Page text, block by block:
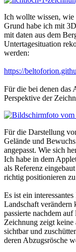
Ich wollte wissen, wie
Grund habe ich mit
mit daten aus dem
Untertagesituation
werden:
https://
Für die bei denen das
Perspektive der
Für die Darstellung
Gelände und
angepasst. Wie sich
Ich habe in dem
als Referenz
richtig positionieren
Es ist ein
Landschaft verändern
passierte nachdem
Zeichnung zeigt keine
sichtbar und
deren Abzugsrösche